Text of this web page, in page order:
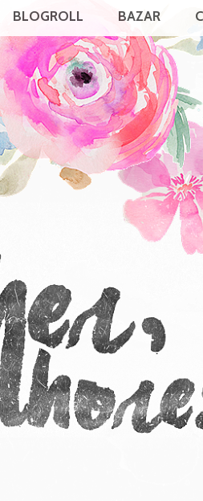
BLOGROLL BAZAR